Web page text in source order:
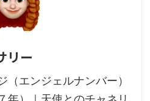
リー
（エンジェルナンバー）